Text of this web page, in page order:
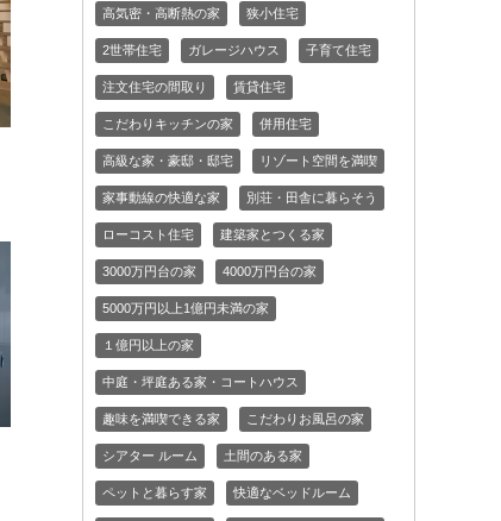
高気密・高断熱の家 狭小住宅
2世帯住宅 ガレージハウス 子育て住宅
注文住宅の間取り 賃貸住宅
こだわりキッチンの家 併用住宅
高級な家・豪邸・邸宅 リゾート空間を満喫
家事動線の快適な家 別荘・田舎に暮らそう
ローコスト住宅 建築家とつくる家
3000万円台の家 4000万円台の家
5000万円以上1億円未満の家
１億円以上の家
中庭・坪庭ある家・コートハウス
趣味を満喫できる家 こだわりお風呂の家
シアター ルーム 土間のある家
ペットと暮らす家 快適なベッドルーム